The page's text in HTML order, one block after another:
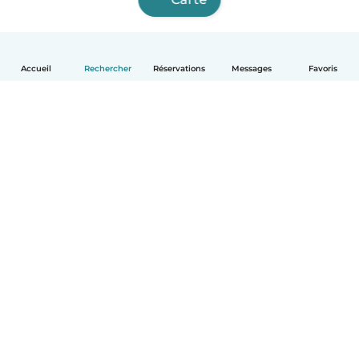
Accueil Rechercher Réservations Messages Favoris